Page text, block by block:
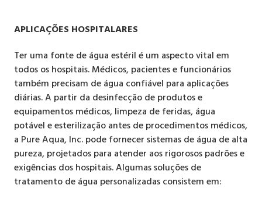
APLICAÇÕES HOSPITALARES
Ter uma fonte de água estéril é um aspecto vital em
todos os hospitais. Médicos, pacientes e funcionários
também precisam de água confiável para aplicações
diárias. A partir da desinfecção de produtos e
equipamentos médicos, limpeza de feridas, água
potável e esterilização antes de procedimentos médicos,
a Pure Aqua, Inc. pode fornecer sistemas de água de alta
pureza, projetados para atender aos rigorosos padrões e
exigências dos hospitais. Algumas soluções de
tratamento de água personalizadas consistem em: